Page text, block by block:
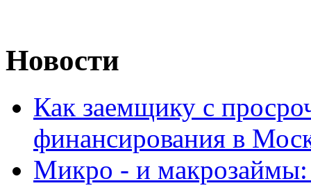
Новости
Как заемщику с
финансирования в
Микро - и макрозаймы: